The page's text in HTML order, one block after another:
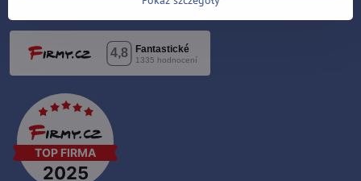
https://www.facebook.com/sipky.obchod/